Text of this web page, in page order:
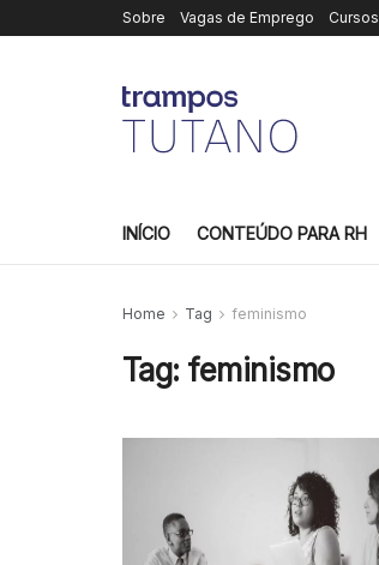
Sobre Vagas de Emprego Cursos
INÍCIO CONTEÚDO PARA RH
Home Tag feminismo
Tag: feminismo